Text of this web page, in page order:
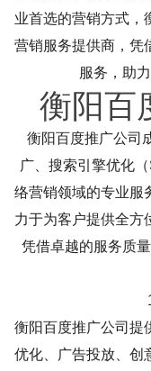
业首选的营销方式，
营销服务提供商，凭
服务，助
衡阳百
衡阳百度推广公司
广、搜索引擎优化
络营销领域的专业服
力于为客户提供全方
凭借卓越的服务质
衡阳百度推广公司提
优化、广告投放、创